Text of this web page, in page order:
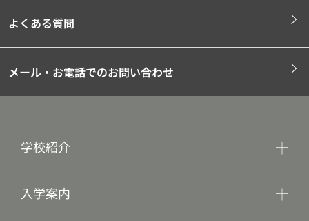
よくある質問
メール・お電話でのお問い合わせ
学校紹介
入学案内